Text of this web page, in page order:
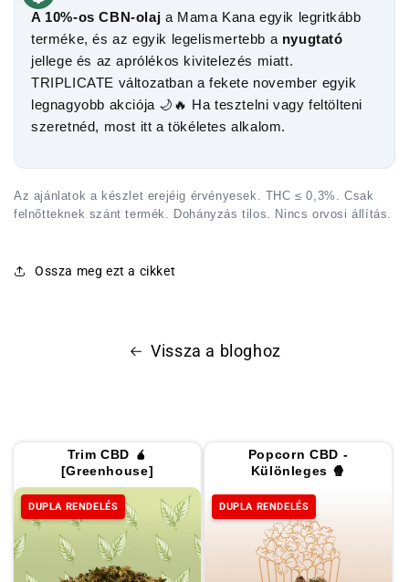
A 10%-os CBN-olaj a Mama Kana egyik legritkább
terméke, és az egyik legelismertebb a nyugtató
jellege és az aprólékos kivitelezés miatt.
TRIPLICATE változatban a fekete november egyik
legnagyobb akciója 🌙🔥 Ha tesztelni vagy feltölteni
szeretnéd, most itt a tökéletes alkalom.
Az ajánlatok a készlet erejéig érvényesek. THC ≤ 0,3%. Csak
felnőtteknek szánt termék. Dohányzás tilos. Nincs orvosi állítás.
Ossza meg ezt a cikket
Vissza a bloghoz
Trim CBD 🧉
[Greenhouse]
DUPLA RENDELÉS
Popcorn CBD -
Különleges 🍿
DUPLA RENDELÉS